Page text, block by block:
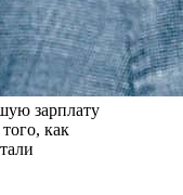
зарплату
как